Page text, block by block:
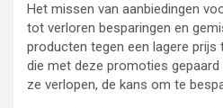
Het missen van aanbiedingen
tot verloren besparingen en
producten tegen een lagere prijs
die met deze promoties
ze verlopen, de kans om te